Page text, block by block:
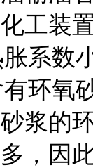
工装置
系数小
环氧
浆的
，因